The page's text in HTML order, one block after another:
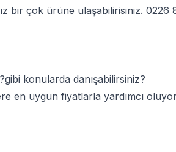
bir çok ürüne ulaşabilirisiniz. 0226
konularda danışabilirsiniz?
en uygun fiyatlarla yardımcı